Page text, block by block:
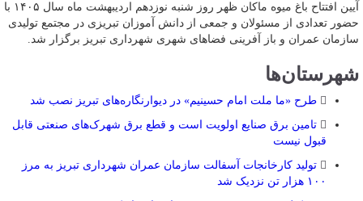
آیین افتتاح باغ میوه ماکان ظهر روز شنبه نوزدهم اردیبهشت ماه سال ۱۴۰۵ با
حضور تعدادی از مسئولان و جمعی از دانش آموزان تبریزی در مجتمع تولیدی
سازمان عمران و باز آفرینی فضاهای شهری شهرداری تبریز برگزار شد.
شهرستان‌ها
طرح «ما ملت امام حسینیم» در دیوارنگاره‌های تبریز نصب شد
تامین برق صنایع اولویت است و قطع برق شهرک‌های صنعتی قابل
قبول نیست
تولید کارخانجات آسفالت سازمان عمران شهرداری تبریز به مرز
۱۰۰ هزار تن نزدیک شد